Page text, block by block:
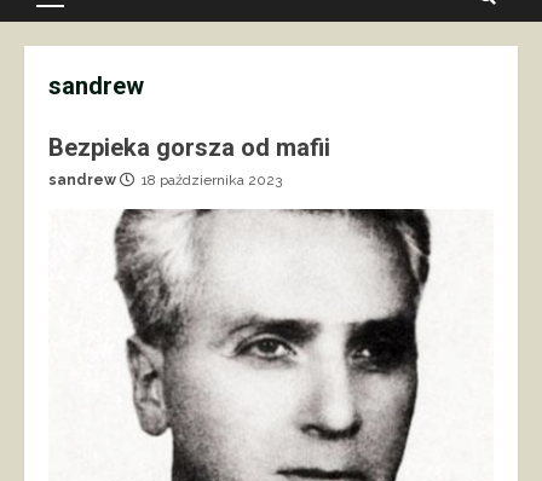
Primary
sandrew
Bezpieka gorsza od mafii
sandrew 18 października 2023